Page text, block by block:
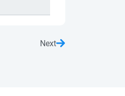
Next